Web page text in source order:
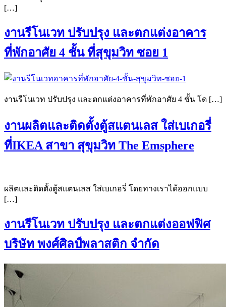
[…]
งานรีโนเวท ปรับปรุง และตกแต่งอาคาร
ที่พักอาศัย 4 ชั้น ที่สุขุมวิท ซอย 1
งานรีโนเวท ปรับปรุง และตกแต่งอาคารที่พักอาศัย 4 ชั้น โด […]
งานผลิตและติดตั้งตู้สแตนเลส ใส่เบเกอรี่
ที่IKEA สาขา สุขุมวิท The Emsphere
ผลิตและติดตั้งตู้สแตนเลส ใส่เบเกอรี่ โดยทางเราได้ออกแบบ
[…]
งานรีโนเวท ปรับปรุง และตกแต่งออฟฟิศ
บริษัท พงศ์ศิลป์พลาสติก จำกัด